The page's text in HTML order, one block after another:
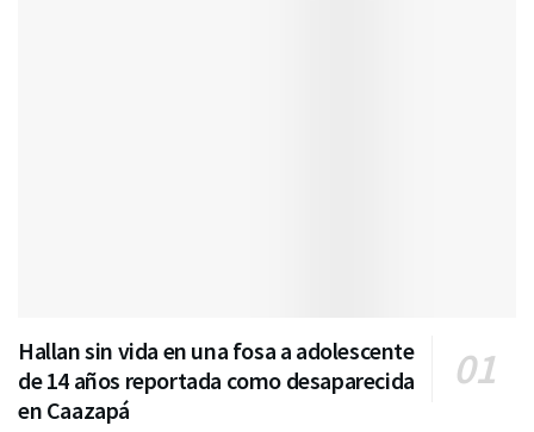
Hallan sin vida en una fosa a adolescente
de 14 años reportada como desaparecida
en Caazapá